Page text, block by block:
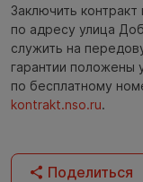
Заключить
по адресу улица
служить на
гарантии положены
по бесплатному
kontrakt.nso.ru.
Поделиться